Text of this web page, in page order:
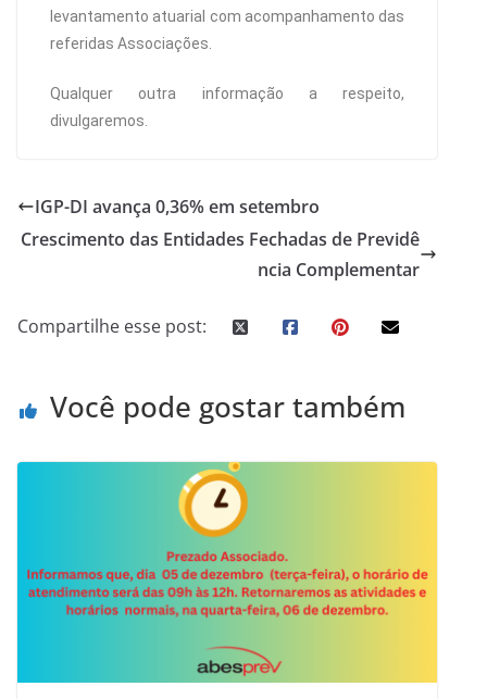
levantamento atuarial com acompanhamento das
referidas Associações.
Qualquer outra informação a respeito,
divulgaremos.
IGP-DI avança 0,36% em setembro
Crescimento das Entidades Fechadas de Previdê
ncia Complementar
Compartilhe esse post:
Você pode gostar também